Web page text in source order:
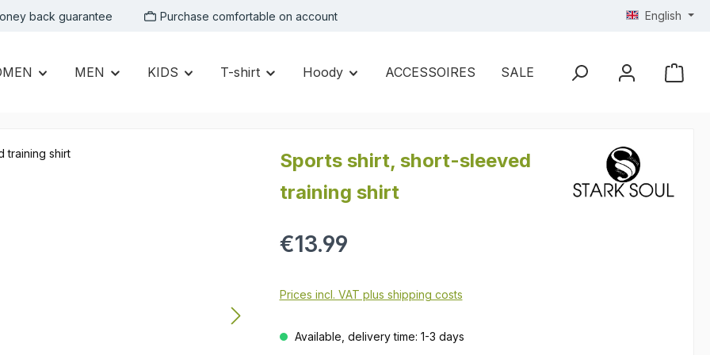
back guarantee Purchase comfortable on account English
MEN KIDS T-shirt Hoody ACCESSOIRES SALE
Sports shirt, short-sleeved
training shirt
Regular price:
€13.99
Prices incl. VAT plus shipping costs
Available, delivery time: 1-3 days